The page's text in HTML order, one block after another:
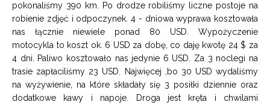
pokonaliśmy 390 km. Po drodze robiliśmy liczne postoje na
robienie zdjęć i odpoczynek. 4 - dniowa wyprawa kosztowała
nas łącznie niewiele ponad 80 USD. Wypożyczenie
motocykla to koszt ok. 6 USD za dobę, co daję kwotę 24 $ za
4 dni. Paliwo kosztowało nas jedynie 6 USD. Za 3 noclegi na
trasie zapłaciliśmy 23 USD. Najwięcej ,bo 30 USD wydaliśmy
na wyżywienie, na które składały się 3 posiłki dziennie oraz
dodatkowe kawy i napoje. Droga jest kręta i chwilami